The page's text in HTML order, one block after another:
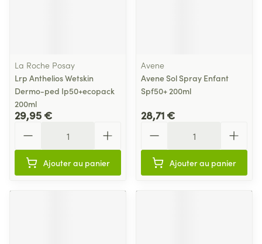
La Roche Posay
Lrp Anthelios Wetskin
Dermo-ped Ip50+ecopack
200ml
29,95 €
Ajouter au panier
Avene
Avene Sol Spray Enfant
Spf50+ 200ml
28,71 €
Ajouter au panier